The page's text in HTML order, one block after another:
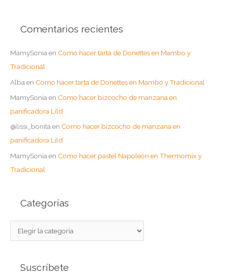
Comentarios recientes
MamySoniaen Como hacer tarta de Donettes en Mambo y
Tradicional
Alba en Como hacer tarta de Donettes en Mambo y Tradicional
MamySonia en Como hacer bizcocho de manzana en
panificadora Lild
@lissi_bonitaen Como hacer bizcocho de manzana en
panificadora Lild
MamySonia en Como hacer pastel Napoleón en Thermomix y
Tradicional
Categorías
a
Suscríbete